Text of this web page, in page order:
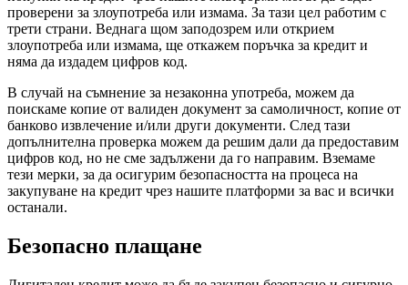
проверени за злоупотреба или измама. За тази цел работим с
трети страни. Веднага щом заподозрем или открием
злоупотреба или измама, ще откажем поръчка за кредит и
няма да издадем цифров код.
В случай на съмнение за незаконна употреба, можем да
поискаме копие от валиден документ за самоличност, копие от
банково извлечение и/или други документи. След тази
допълнителна проверка можем да решим дали да предоставим
цифров код, но не сме задължени да го направим. Вземаме
тези мерки, за да осигурим безопасността на процеса на
закупуване на кредит чрез нашите платформи за вас и всички
останали.
Безопасно плащане